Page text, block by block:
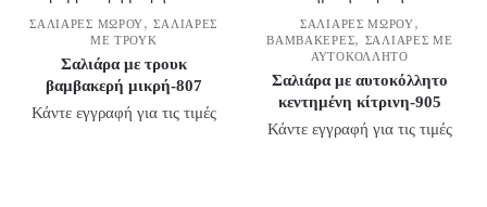
ΣΑΛΙΆΡΕΣ ΜΩΡΟΎ,ΣΑΛΙΆΡΕΣ
ΜΕ ΤΡΟΎΚ
Σαλιάρα με τρουκ
βαμβακερή μικρή-807
Κάντε εγγραφή για τις τιμές
ΣΑΛΙΆΡΕΣ ΜΩΡΟΎ,
ΒΑΜΒΑΚΕΡΈΣ, ΣΑΛΙΆΡΕΣ ΜΕ
ΑΥΤΟΚΌΛΛΗΤΟ
Σαλιάρα με αυτοκόλλητο
κεντημένη κίτρινη-905
Κάντε εγγραφή για τις τιμές